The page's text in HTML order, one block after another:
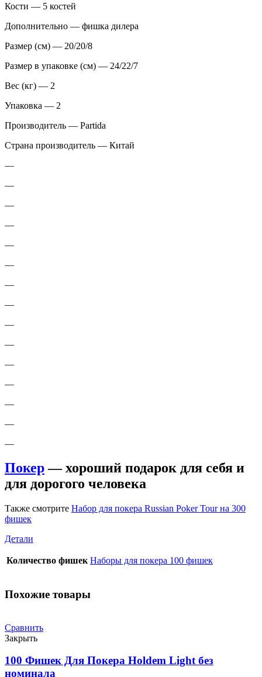
Кости — 5 костей
Дополнительно — фишка дилера
Размер (см) — 20/20/8
Размер в упаковке (см) — 24/22/7
Вес (кг) — 2
Упаковка — 2
Производитель — Partida
Страна производитель — Китай
—
—
—
—
—
—
—
—
—
—
—
—
—
—
—
Покер— хороший подарок для себя и
для дорогого человека
Также смотрите Набор для покера Russian Poker Tour на 300
фишек
Детали
Количество фишек Наборы для покера 100 фишек
Похожие товары
Сравнить
Закрыть
100 Фишек Для Покера Holdem Light без
номинала